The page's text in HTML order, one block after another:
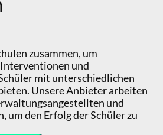
zusammen, um
und
mit unterschiedlichen
Unsere Anbieter arbeiten
und
um den Erfolg der Schüler zu